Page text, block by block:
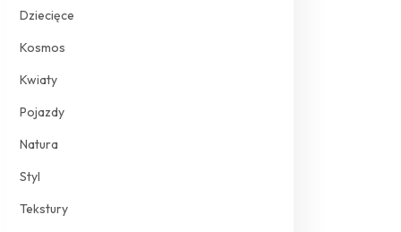
Dziecięce
Kosmos
Kwiaty
Pojazdy
Natura
Styl
Tekstury